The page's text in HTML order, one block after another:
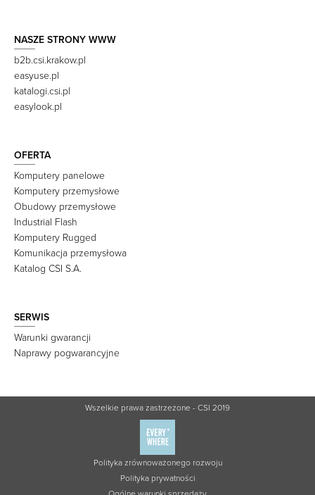
NASZE STRONY WWW
b2b.csi.krakow.pl
easyuse.pl
katalogi.csi.pl
easylook.pl
OFERTA
Komputery panelowe
Komputery przemysłowe
Obudowy przemysłowe
Industrial Flash
Komputery Rugged
Komunikacja przemysłowa
Katalog CSI S.A.
SERWIS
Warunki gwarancji
Naprawy pogwarancyjne
Wszelkie prawa zastrzeżone - CSI 2019
Polityka zrównoważonego rozwoju
Polityka prywatności